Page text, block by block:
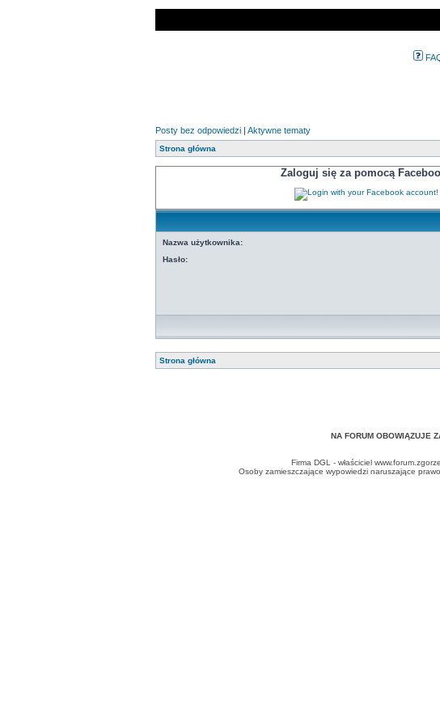
Posty bez odpowiedzi | Aktywne tematy
Strona główna
Zaloguj się za pomocą
Nazwa użytkownika:
Hasło:
Strona główna
NA FORUM OBOWIĄZUJE
Firma DGL - właściciel
Osoby zamieszczające wypowiedzi naruszające